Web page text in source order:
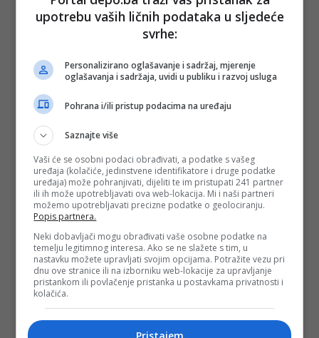
neoobičnih pravila.
/DEPO PORTAL/BLIN MAGAZIN/ad)
#more #plaža #ljeto #jadran
#pravila
#turisti
upotrebu vaših ličnih podataka u sljedeće
svrhe:
Personalizirano oglašavanje i sadržaj, mjerenje
oglašavanja i sadržaja, uvidi u publiku i razvoj usluga
Pohrana i/ili pristup podacima na uređaju
Saznajte više
Vaši će se osobni podaci obrađivati, a podatke s vašeg
uređaja (kolačiće, jedinstvene identifikatore i druge podatke
uređaja) može pohranjivati, dijeliti te im pristupati 241 partner
ili ih može upotrebljavati ova web-lokacija. Mi i naši partneri
možemo upotrebljavati precizne podatke o geolociranju.
Popis partnera.
Neki dobavljači mogu obrađivati vaše osobne podatke na
temelju legitimnog interesa. Ako se ne slažete s tim, u
nastavku možete upravljati svojim opcijama. Potražite vezu pri
dnu ove stranice ili na izborniku web-lokacije za upravljanje
pristankom ili povlačenje pristanka u postavkama privatnosti i
kolačića.